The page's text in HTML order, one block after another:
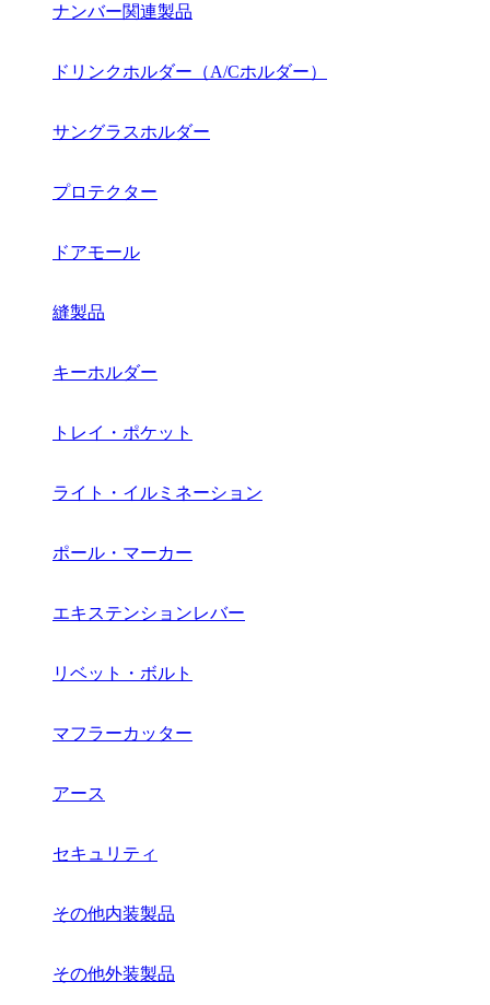
ナンバー関連製品
ドリンクホルダー（A/Cホルダー）
サングラスホルダー
プロテクター
ドアモール
縫製品
キーホルダー
トレイ・ポケット
ライト・イルミネーション
ポール・マーカー
エキステンションレバー
リベット・ボルト
マフラーカッター
アース
セキュリティ
その他内装製品
その他外装製品